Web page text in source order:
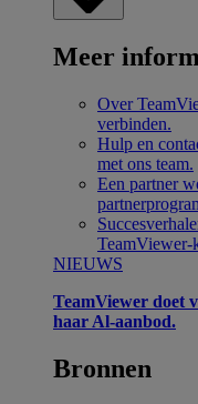
Meer
Over
verbinden.
Hulp en
met ons team.
Een partner
TeamViewer-
NIEUWS
TeamViewer doet
haar Al-aanbod.
Bronnen